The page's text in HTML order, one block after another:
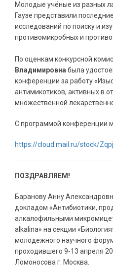
Молодые учёные из разных
Гаузе представили
исследований по поиску и
противомикробных и
По оценкам конкурсной
Владимировна была
конференции за работу
антимикотиков, активных в
множественной
С программой конференции
https://cloud.mail.ru/stock/
ПОЗДРАВЛЯЕМ!
Баранову Анну
докладом «Антибиотики,
алкалофильными
alkalinа» на секции
молодежного научного
проходившего 9-13 апреля
Ломоносова г. Москва.